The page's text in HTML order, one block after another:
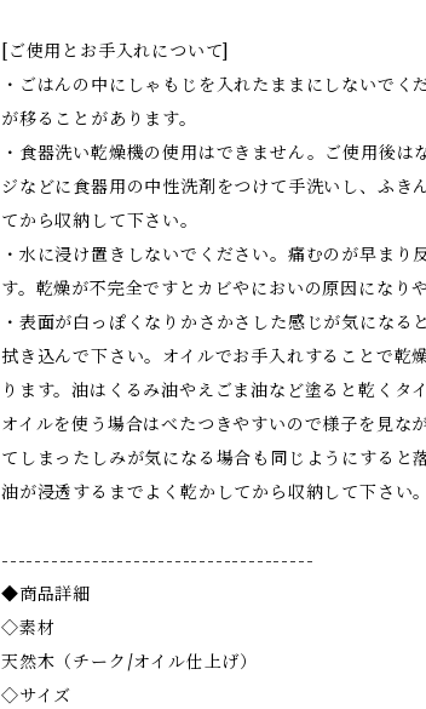
[ご使用とお手入れについて]
・ごはんの中にしゃもじを入れたままにしないでく
が移ることがあります。
・食器洗い乾燥機の使用はできません。ご使用後は
ジなどに食器用の中性洗剤をつけて手洗いし、ふき
てから収納して下さい。
・水に浸け置きしないでください。痛むのが早まり
す。乾燥が不完全ですとカビやにおいの原因になり
・表面が白っぽくなりかさかさした感じが気になる
拭き込んで下さい。オイルでお手入れすることで乾
ります。油はくるみ油やえごま油など塗ると乾くタ
オイルを使う場合はべたつきやすいので様子を見な
てしまったしみが気になる場合も同じようにすると
油が浸透するまでよく乾かしてから収納して下さい。
--------------------------------------
◆商品詳細
◇素材
天然木（チーク/オイル仕上げ）
◇サイズ